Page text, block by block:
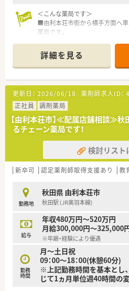
＜こんな薬局です＞
■由利本荘市街から横手方面へ
薬局です。
ます。
■隣接する診療所より処方箋応
＜業務内容＞
■処方箋による調剤業務、服薬指
＜研修制度＞
■現場の先輩薬剤師より指導を受
＜法人特徴＞
■兵庫県に本社があり、全国に
ングループです。創業より無借
営されているたね経営基盤が安
■処方箋枚数が多い店舗よりも、
薬ができる環境がございます。
■地域密着型の店舗ですので、個
店舗が多くございます。
■新店の店舗名は社員公募で決
時には管理薬剤師に店舗デザイ
あり、非常に自由度の高い社風で
■全国各地にエリアマネージャ
いるので、急なお休みやシフトの
い環境となります。
■産休・育休の実績も多数あり、
です。
詳細を見る
更新日： 2026/06/18 薬剤師求人ID：
正社員
調剤薬局
【由利本荘市】≪配属店舗相談≫
るチェーン薬局です！
検討リスト
新卒可 認定薬剤師取得支援あり 教
勤務地
秋田県 由利本荘市
秋田駅 (JR奥羽本線)
給与
年収480万円～520万円
月給300,000円～325,000
※年齢・経験により優遇
勤務
時間
月～土日祝
09：00～18：00(休憩60分)
※上記勤務時間を基本とし
じて1ヵ月単位週40時間の